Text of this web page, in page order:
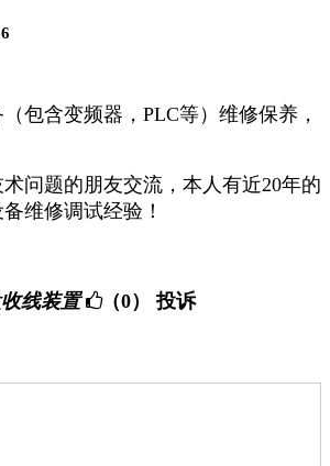
包含变频器，PLC等）维修保养，
问题的朋友交流，本人有近20年的
维修调试经验！
线装置 （0） 投诉